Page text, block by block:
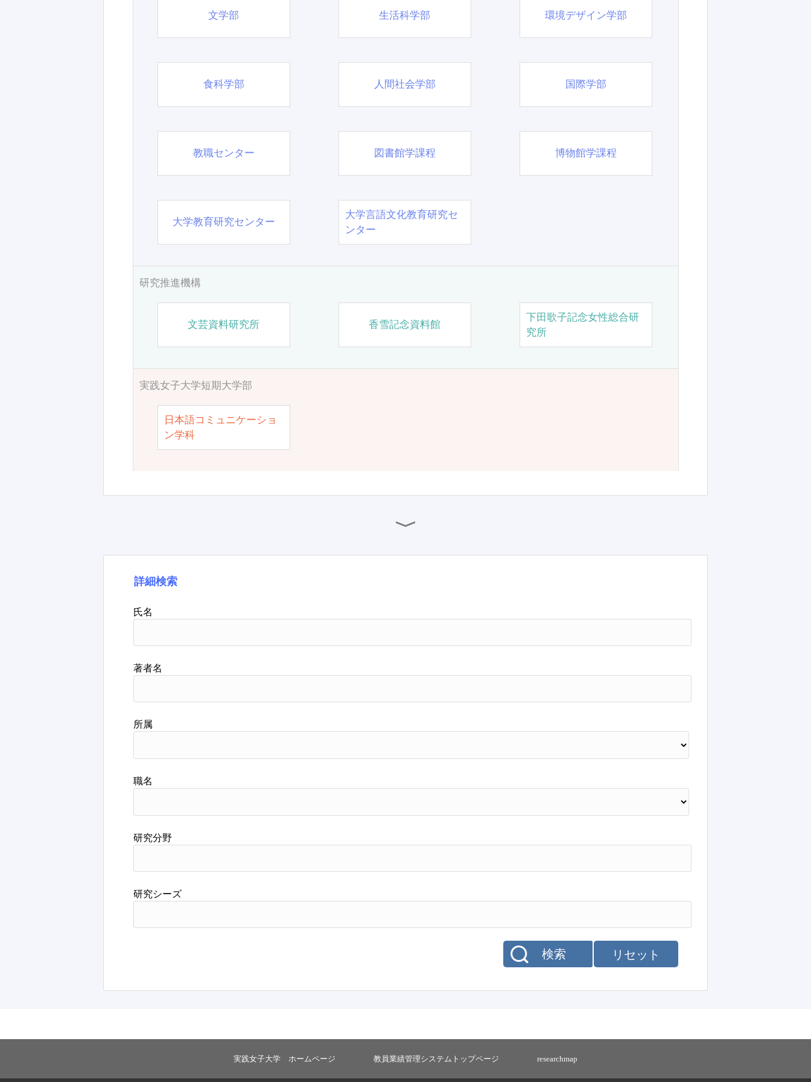
文学部 生活科学部 環境デザイン学部
食科学部 人間社会学部 国際学部
教職センター 図書館学課程 博物館学課程
大学教育研究センター
大学言語文化教育研究セ
ンター
研究推進機構
文芸資料研究所 香雪記念資料館
下田歌子記念女性総合研
究所
実践女子大学短期大学部
日本語コミュニケーショ
ン学科
詳細検索
氏名
著者名
所属
職名
研究分野
研究シーズ
リセット
検索
実践女子大学 ホームページ 教員業績管理システムトップページ researchmap